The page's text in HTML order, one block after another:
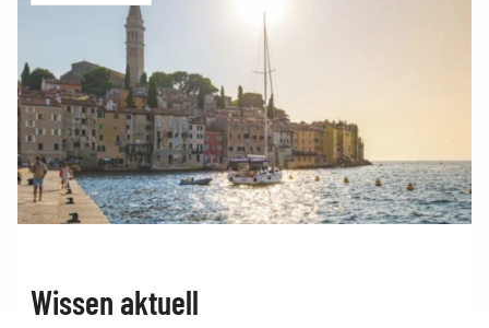
Wissen aktuell